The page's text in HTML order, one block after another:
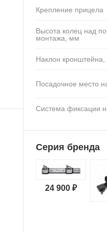
Крепление прицела
Высота колец над
монтажа, мм
Наклон кронштейна,
Посадочное место
Система фиксации
Серия бренда
24 900 ₽